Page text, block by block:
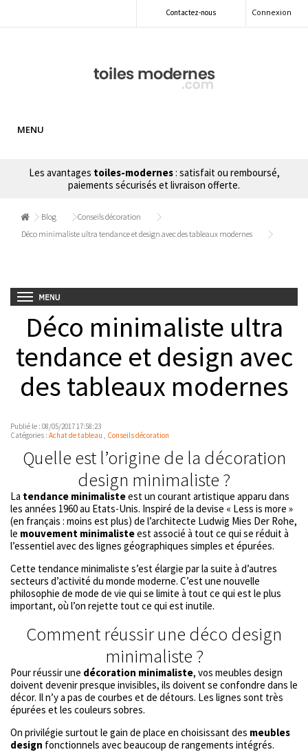
Connexion
Contactez-nous
MENU
Les avantages toiles-modernes: satisfait ou remboursé,
paiements sécurisés et livraison offerte.
Blog
Conseils décoration
Déco minimaliste ultra tendance et design avec des tableaux modernes
Déco minimaliste ultra
tendance et design avec
des tableaux modernes
Publié le : 08/05/2017 17:58:23
Catégories : Achat de tableau , Conseils décoration
Quelle est l’origine de la décoration
design minimaliste ?
La tendance minimalisteest un courant artistique apparu dans
les années 1960 au Etats-Unis. Inspiré de la devise « Less is more »
(en français : moins est plus) de l’architecte Ludwig Mies Der Rohe,
le mouvement minimalisteest associé à tout ce qui se réduit à
l’essentiel avec des lignes géographiques simples et épurées.
Cette tendance minimaliste s’est élargie par la suite à d’autres
secteurs d’activité du monde moderne. C’est une nouvelle
philosophie de mode de vie qui se limite à tout ce qui est le plus
important, où l’on rejette tout ce qui est inutile.
Comment réussir une déco design
minimaliste ?
Pour réussir une décoration minimaliste, vos meubles design
doivent devenir presque invisibles, ils doivent se confondre dans le
décor. Il n’y a pas de courbes et de détours. Les lignes sont très
épurées et les couleurs sobres.
On privilégie surtout le gain de place en choisissant des meubles
design fonctionnels avec beaucoup de rangements intégrés.